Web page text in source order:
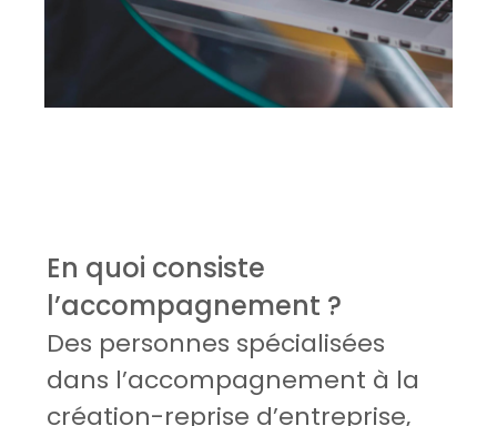
En quoi consiste
l’accompagnement ?
Des personnes spécialisées
dans l’accompagnement à la
création-reprise d’entreprise,